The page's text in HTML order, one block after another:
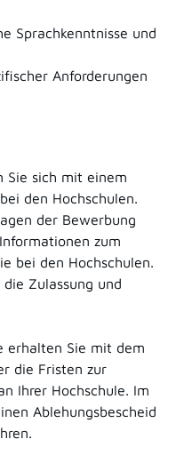
Sprachkenntnisse und
Anforderungen
Sie sich mit einem
den Hochschulen.
der Bewerbung
zum
bei den Hochschulen.
Zulassung und
erhalten Sie mit dem
die Fristen zur
Ihrer Hochschule. Im
Ablehungsbescheid